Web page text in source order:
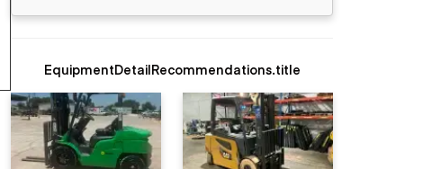
EquipmentDetailRecommendations.title